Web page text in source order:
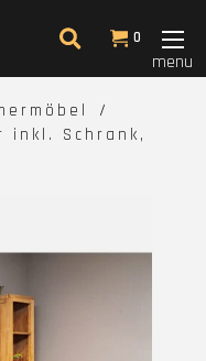
0
menu
inkl. Schrank,